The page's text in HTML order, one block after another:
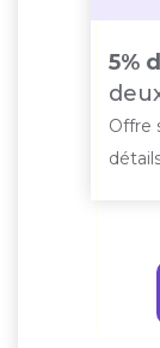
5%
Offre